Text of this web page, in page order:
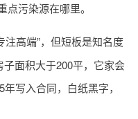
点污染源在哪里。
注高端”，但短板是知名度
面积大于200平，它家会
写入合同，白纸黑字，